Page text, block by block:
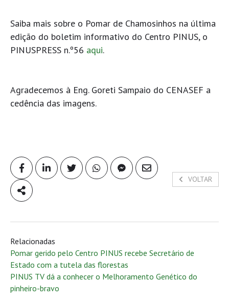
Saiba mais sobre o Pomar de Chamosinhos na última
edição do boletim informativo do Centro PINUS, o
PINUSPRESS n.º56 aqui.
Agradecemos à Eng. Goreti Sampaio do CENASEF a
cedência das imagens.
VOLTAR
Relacionadas
Pomar gerido pelo Centro PINUS recebe Secretário de
Estado com a tutela das florestas
PINUS TV dá a conhecer o Melhoramento Genético do
pinheiro-bravo